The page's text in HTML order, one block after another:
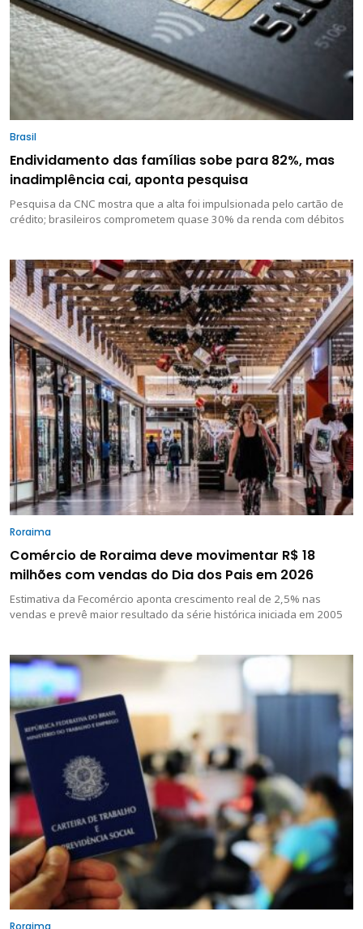
Brasil
Endividamento das famílias sobe para 82%, mas
inadimplência cai, aponta pesquisa
Pesquisa da CNC mostra que a alta foi impulsionada pelo cartão de
crédito; brasileiros comprometem quase 30% da renda com débitos
Roraima
Comércio de Roraima deve movimentar R$ 18
milhões com vendas do Dia dos Pais em 2026
Estimativa da Fecomércio aponta crescimento real de 2,5% nas
vendas e prevê maior resultado da série histórica iniciada em 2005